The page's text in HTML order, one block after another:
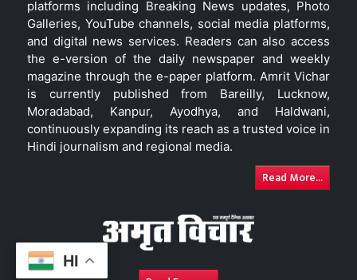
HI
platforms including Breaking News updates, Photo
Galleries, YouTube channels, social media platforms,
and digital news services. Readers can also access
the e-version of the daily newspaper and weekly
magazine through the e-paper platform. Amrit Vichar
is currently published from Bareilly, Lucknow,
Moradabad, Kanpur, Ayodhya, and Haldwani,
continuously expanding its reach as a trusted voice in
Hindi journalism and regional media.
Read More...